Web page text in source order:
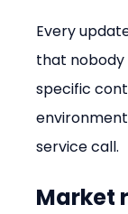
Every
that
specific
service call.
Market